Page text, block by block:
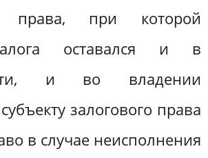
права, при которой
оставался и в
и во владении
залогового права
в случае неисполнения